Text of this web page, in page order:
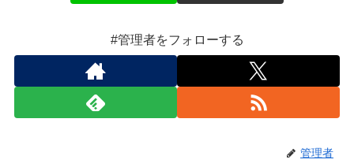
#管理者をフォローする
管理者